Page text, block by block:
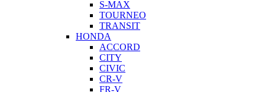
S-MAX
TOURNEO
TRANSIT
HONDA
ACCORD
CITY
CIVIC
CR-V
FR-V